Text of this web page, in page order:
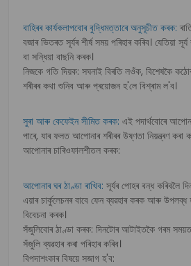
বাহিৰৰ কাৰ্যকলাপবোৰ বুদ্ধিমত্তাৰে অনুসূচীত কৰক:
বজাৰ ভিতৰত সূৰ্যৰ শীৰ্ষ সময় পৰিহাৰ কৰিব। যেতিয়া
বা সন্ধিয়া বাছনি কৰক।
নিজকে গতি দিয়ক: সঘনাই বিৰতি লওঁক, বিশেষকৈ
শৰীৰৰ কথা শুনিব আৰু প্ৰয়োজন হ'লে বিশ্ৰাম ল'ব।
সুৰা আৰু কেফেইন সীমিত কৰক: এই পদাৰ্থবোৰে
পাৰে, যাৰ ফলত আপোনাৰ শৰীৰৰ উষ্ণতা নিয়ন্ত্ৰণ কৰা
আপোনাৰ চাৰিওফালশীতল কৰক:
আপোনাৰ ঘৰ ঠাণ্ডা ৰাখিব: সূৰ্যৰ পোহৰ বন্ধ কৰিবলৈ
এয়াৰ চাৰ্কুলেচনৰ বাবে ফেন ব্যৱহাৰ কৰক আৰু উপলব্ধ
বিবেচনা কৰক।
সঁজুলিবোৰ ঠাণ্ডা কৰক: দিনটোৰ আটাইতকৈ গৰম
সঁজুলি ব্যৱহাৰ কৰা পৰিহাৰ কৰিব।
বিপদাশংকাৰ বিষয়ে সজাগ হ'ব: